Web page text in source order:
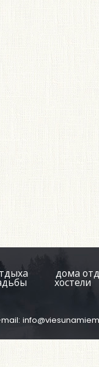
дома
хостели